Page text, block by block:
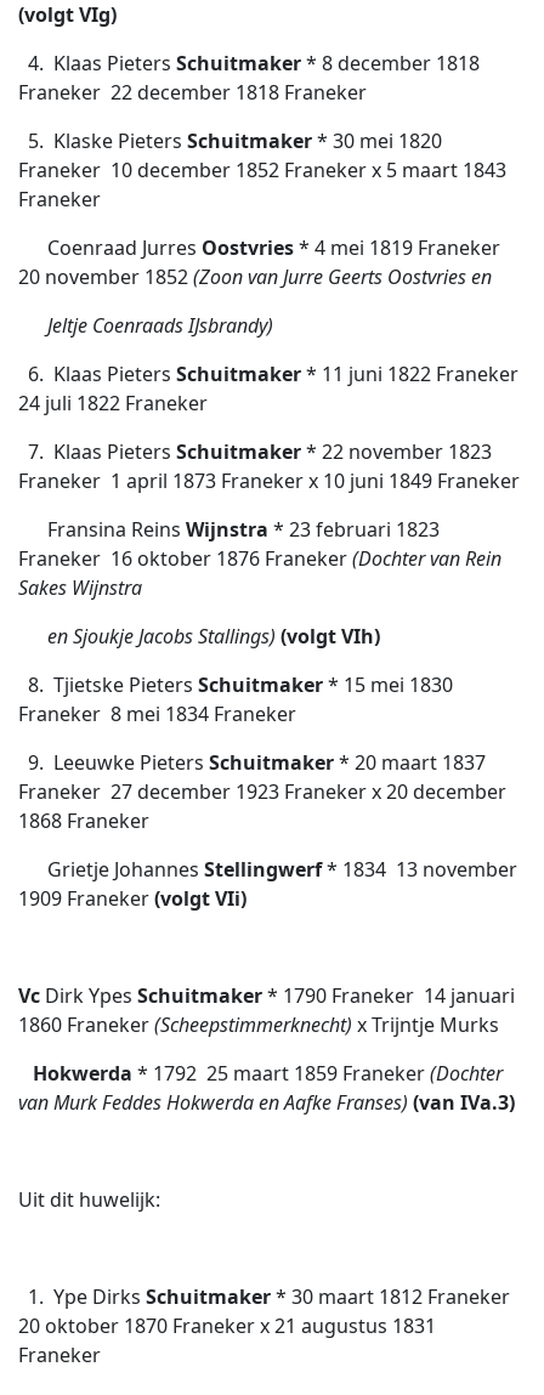
(volgt VIg)
4. Klaas Pieters Schuitmaker* 8 december 1818
Franeker  22 december 1818 Franeker
5. Klaske Pieters Schuitmaker* 30 mei 1820
Franeker  10 december 1852 Franeker x 5 maart 1843
Franeker
Coenraad Jurres Oostvries* 4 mei 1819 Franeker 
20 november 1852(Zoon van Jurre Geerts Oostvries en
Jeltje Coenraads IJsbrandy)
6. Klaas Pieters Schuitmaker* 11 juni 1822 Franeker 
24 juli 1822 Franeker
7. Klaas Pieters Schuitmaker* 22 november 1823
Franeker  1 april 1873 Franeker x 10 juni 1849 Franeker
Fransina Reins Wijnstra * 23 februari 1823
Franeker  16 oktober 1876 Franeker(Dochter van Rein
Sakes Wijnstra
en Sjoukje Jacobs Stallings) (volgt VIh)
8. Tjietske Pieters Schuitmaker* 15 mei 1830
Franeker  8 mei 1834 Franeker
9. Leeuwke Pieters Schuitmaker* 20 maart 1837
Franeker  27 december 1923 Franeker x 20 december
1868 Franeker
Grietje Johannes Stellingwerf* 1834  13 november
1909 Franeker(volgt VIi)
Vc Dirk Ypes Schuitmaker* 1790 Franeker  14 januari
1860 Franeker(Scheepstimmerknecht) x Trijntje Murks
Hokwerda * 1792  25 maart 1859 Franeker(Dochter
van Murk Feddes Hokwerda en Aafke Franses) (van IVa.3)
Uit dit huwelijk:
1. Ype Dirks Schuitmaker* 30 maart 1812 Franeker 
20 oktober 1870 Franeker x 21 augustus 1831
Franeker